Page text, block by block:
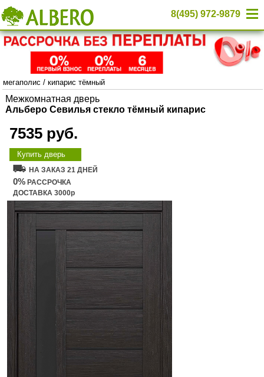
8(495) 972-9879
мегаполис / кипарис тёмный
Межкомнатная дверь
Альберо Севилья стекло тёмный кипарис
7535 руб.
Купить дверь
НА ЗАКАЗ 21 ДНЕЙ
0% РАССРОЧКА
ДОСТАВКА 3000р